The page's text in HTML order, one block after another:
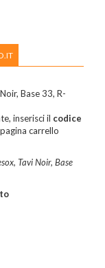
Base 33, R-
inserisci il codice
carrello
Tavi Noir, Base